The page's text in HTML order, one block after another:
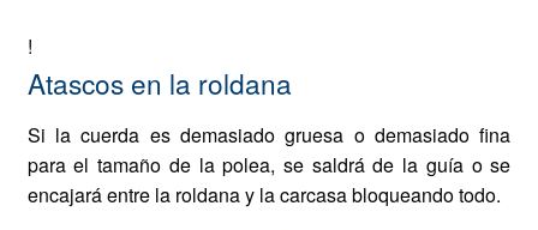
!
Atascos en la roldana
Si la cuerda es demasiado gruesa o demasiado fina
para el tamaño de la polea, se saldrá de la guía o se
encajará entre la roldana y la carcasa bloqueando todo.